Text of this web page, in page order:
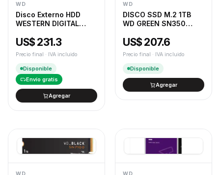
WD
Disco Externo HDD
WESTERN DIGITAL
3.2 Rojo
US$ 231.3
Precio final · IVA incluido
Disponible
Envío gratis
Agregar
WD
DISCO SSD M.2 1TB
WD GREEN SN350
US$ 207.6
Precio final · IVA incluido
Disponible
Agregar